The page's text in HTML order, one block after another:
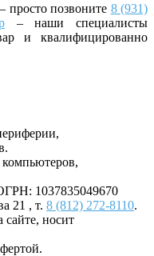
просто позвоните 8 (931)
– наши специалисты
и квалифицированно
1037835049670
21 , т. 8 (812) 272-8110.
сайте, носит